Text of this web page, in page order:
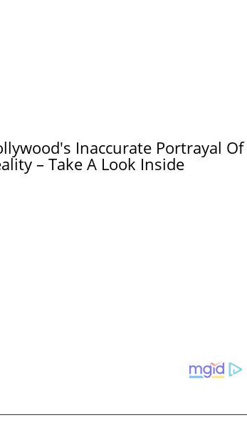
Inaccurate Portrayal Of
– Take A Look Inside